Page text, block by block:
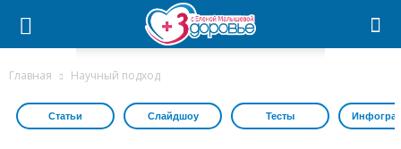
Главная Научный подход
Статьи Слайдшоу Тесты